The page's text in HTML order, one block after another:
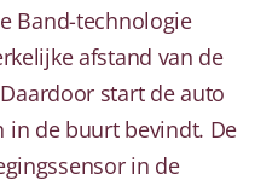
Band-technologie
afstand van de
start de auto
in de buurt bevindt. De
in de